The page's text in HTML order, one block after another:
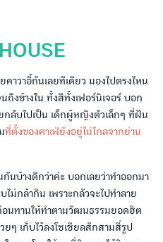
าวาอี้กันเลยทีเดียว มองไปตรงไหน
งข้างใน ทั้งสีทั้งเฟอร์นิเจอร์ บอก
กลับไปเป็น เด็กผู้หญิงตัวเล็กๆ ที่ฝัน
ที่ตั้งของคาเฟ่ยังอยู่ไม่ไกลจากย่าน
กันบ้างดีกว่าค่ะ บอกเลยว่าทำออกมา
ม่กล้ากิน เพราะกลัวจะไปทำลาย
อนทานให้ทำตามวัฒนธรรมยอดฮิต
เก็บไว้ลงโซเชียลสักสามสี่รูป